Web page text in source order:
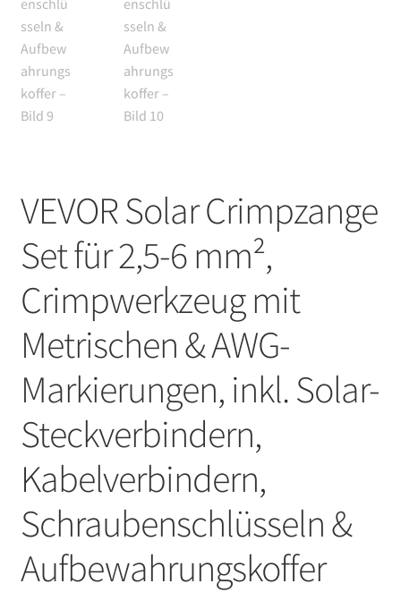
VEVOR Solar Crimpzange
Set für 2,5-6 mm²,
Crimpwerkzeug mit
Metrischen & AWG-
Markierungen, inkl. Solar-
Steckverbindern,
Kabelverbindern,
Schraubenschlüsseln &
Aufbewahrungskoffer